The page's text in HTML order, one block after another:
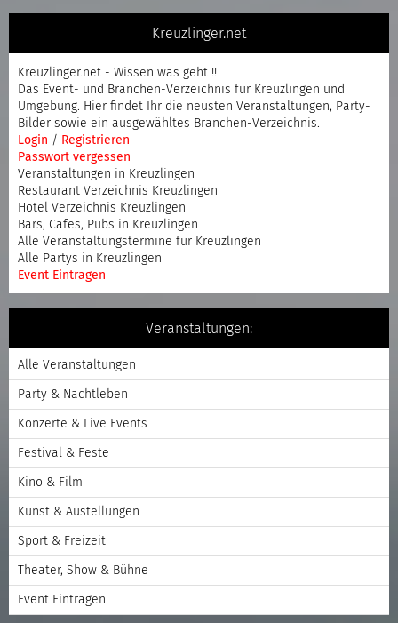
Kreuzlinger.net
Kreuzlinger.net - Wissen was geht !!
Das Event- und Branchen-Verzeichnis für Kreuzlingen und
Umgebung. Hier findet Ihr die neusten Veranstaltungen, Party-
Bilder sowie ein ausgewähltes Branchen-Verzeichnis.
Login / Registrieren
Passwort vergessen
Veranstaltungen in Kreuzlingen
Restaurant Verzeichnis Kreuzlingen
Hotel Verzeichnis Kreuzlingen
Bars, Cafes, Pubs in Kreuzlingen
Alle Veranstaltungstermine für Kreuzlingen
Alle Partys in Kreuzlingen
Event Eintragen
Veranstaltungen:
Alle Veranstaltungen
Party & Nachtleben
Konzerte & Live Events
Festival & Feste
Kino & Film
Kunst & Austellungen
Sport & Freizeit
Theater, Show & Bühne
Event Eintragen